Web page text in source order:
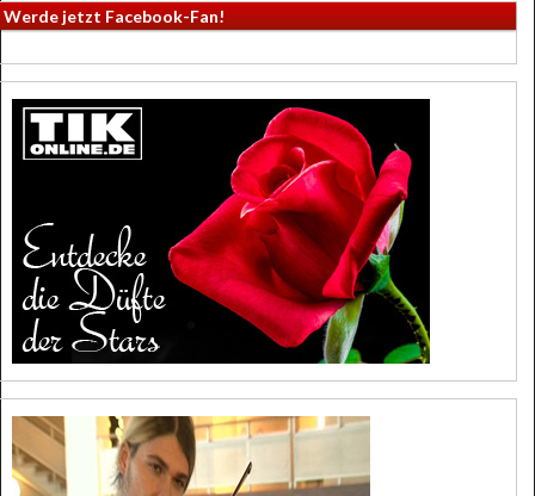
Werde jetzt Facebook-Fan!